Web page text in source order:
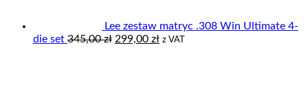
Lee zestaw matryc .308 Win Ultimate 4-
die set 345,00zł Pierwotna
299,00 złAktualna
z VAT